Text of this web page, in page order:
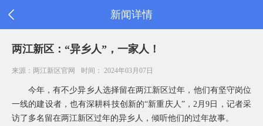
新闻详情
两江新区：“异乡人”，一家人！
来源：两江新区官网 时间： 2024年03月07日
今年，有不少异乡人选择留在两江新区过年，他们有坚守岗位
一线的建设者，也有深耕科技创新的“新重庆人”，2月9日，记者采
访了多名留在两江新区过年的异乡人，倾听他们的过年故事。